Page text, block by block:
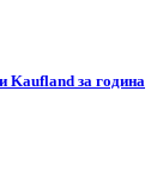
Kaufland за година